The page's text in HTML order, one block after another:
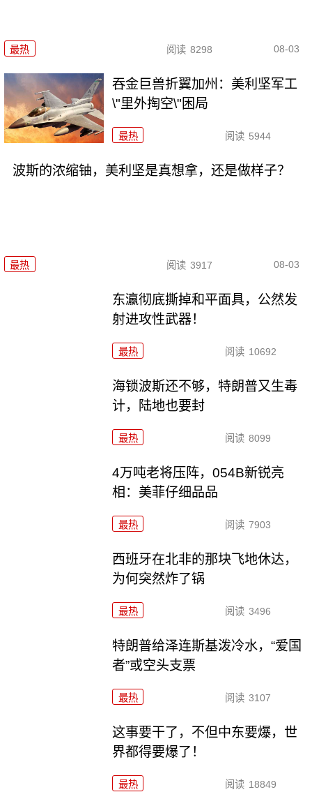
最热 阅读 8298 08-03
吞金巨兽折翼加州：美利坚军工
\"里外掏空\"困局
最热 阅读 5944
波斯的浓缩铀，美利坚是真想拿，还是做样子？
最热 阅读 3917 08-03
东瀛彻底撕掉和平面具，公然发
射进攻性武器！
最热 阅读 10692
海锁波斯还不够，特朗普又生毒
计，陆地也要封
最热 阅读 8099
4万吨老将压阵，054B新锐亮
相：美菲仔细品品
最热 阅读 7903
西班牙在北非的那块飞地休达，
为何突然炸了锅
最热 阅读 3496
特朗普给泽连斯基泼冷水，“爱国
者”或空头支票
最热 阅读 3107
这事要干了，不但中东要爆，世
界都得要爆了！
最热 阅读 18849